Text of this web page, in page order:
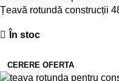
Țeavă rotundă construcții
În stoc
CERERE OFERTA